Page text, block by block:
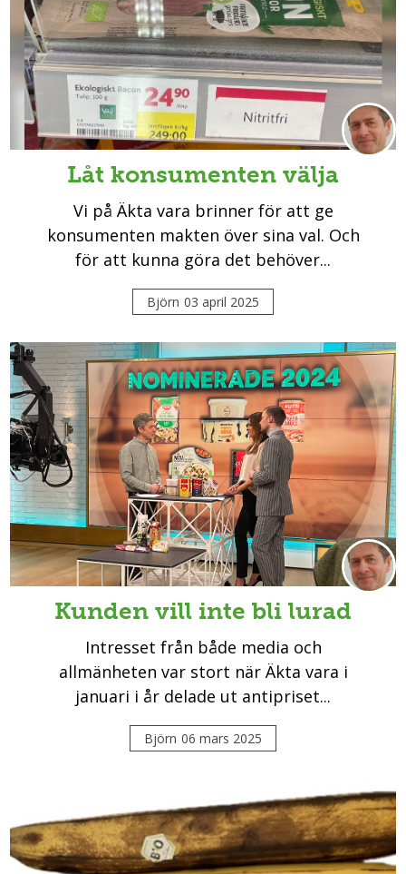
Låt konsumenten välja
Vi på Äkta vara brinner för att ge
konsumenten makten över sina val. Och
för att kunna göra det behöver...
Björn 03 april 2025
Kunden vill inte bli lurad
Intresset från både media och
allmänheten var stort när Äkta vara i
januari i år delade ut antipriset...
Björn 06 mars 2025